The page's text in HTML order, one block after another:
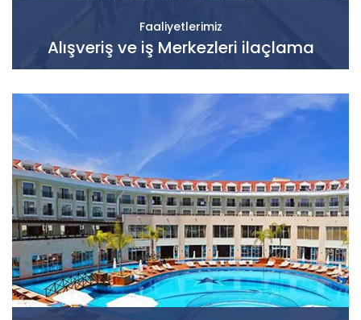
Faaliyetlerimiz
Alışveriş ve iş Merkezleri ilaçlama